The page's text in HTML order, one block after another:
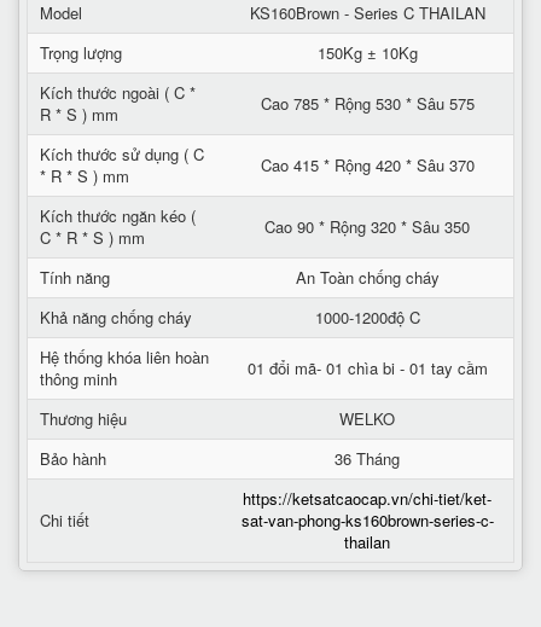
Model
KS160Brown - Series C THAILAN
Trọng lượng
150Kg ± 10Kg
Kích thước ngoài ( C *
R * S ) mm
Cao 785 * Rộng 530 * Sâu 575
Kích thước sử dụng ( C
* R * S ) mm
Cao 415 * Rộng 420 * Sâu 370
Kích thước ngăn kéo (
C * R * S ) mm
Cao 90 * Rộng 320 * Sâu 350
Tính năng
An Toàn chống cháy
Khả năng chống cháy
1000-1200độ C
Hệ thống khóa liên hoàn
thông minh
01 đổi mã- 01 chìa bi - 01 tay cầm
Thương hiệu
WELKO
Bảo hành
36 Tháng
Chi tiết
https://ketsatcaocap.vn/chi-tiet/ket-
sat-van-phong-ks160brown-series-c-
thailan